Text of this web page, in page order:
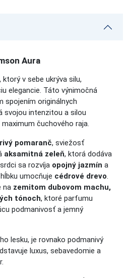
Aura
v sebe ukrýva silu,
elegancie. Táto výnimočná
spojením originálnych
svojou intenzitou a silou
čuchového raja.
pomaranč, sviežosť
aksamitná zeleň, ktorá dodáva
sa rozvíja opojný jazmín a
umocňuje cédrové drevo.
na zemitom dubovom machu,
tónoch, ktoré parfumu
podmanivosť a jemný
lesku, je rovnako podmanivý
luxus, sebavedomie a